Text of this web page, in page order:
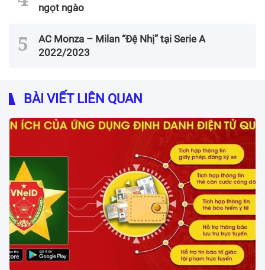
ngọt ngào
AC Monza – Milan “Đệ Nhị” tại Serie A
2022/2023
BÀI VIẾT LIÊN QUAN